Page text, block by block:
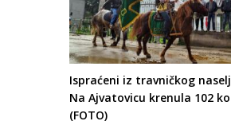
Ispraćeni iz travničkog
Na Ajvatovicu krenula 102
(FOTO)